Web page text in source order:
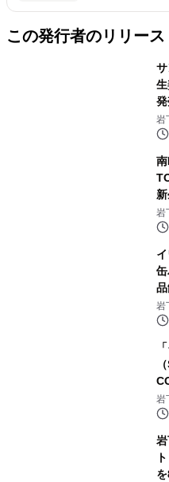
この発行者のリリース
岩
催
岩
岩
の
岩